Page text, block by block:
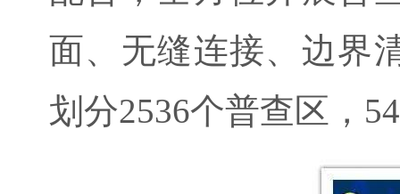
面、无缝连接、边界
划分2536个普查区，